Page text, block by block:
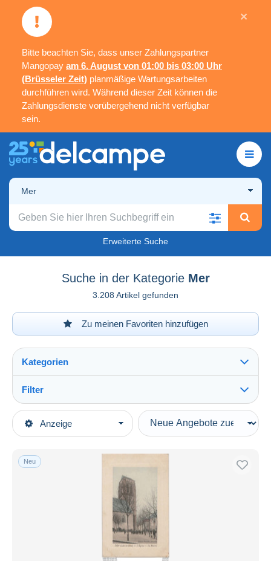
Bitte beachten Sie, dass unser Zahlungspartner
Mangopay am 6. August von 01:00 bis 03:00 Uhr
(Brüsseler Zeit) planmäßige Wartungsarbeiten
durchführen wird. Während dieser Zeit können die
Zahlungsdienste vorübergehend nicht verfügbar
sein.
×
Mer
Erweiterte Suche
Suche in der Kategorie Mer
3.208 Artikel gefunden
Zu meinen Favoriten hinzufügen
Anzeige
Kategorien
Hauptkategorien
Europa
Filter
Art der Verkäufe
Laufende Angebote
Auktionen mit Geboten
Auktionen ohne Gebote
Neu